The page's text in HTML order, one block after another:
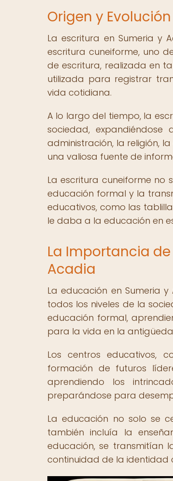
Origen y
La escritura en Sumeria y
escritura cuneiforme, uno
de escritura, realizada en
utilizada para registrar
vida cotidiana.
A lo largo del tiempo, la
sociedad,
administración, la religión,
una valiosa fuente de
La escritura cuneiforme no
educación formal y la
educativos, como las
le daba a la educación en
La Importancia
Acadia
La educación en Sumeria
todos los niveles de la
educación formal,
para la vida en la
Los centros educativos,
formación de futuros
aprendiendo los
preparándose para
La educación no solo se
también incluía la
educación, se transmitían
continuidad de la identidad